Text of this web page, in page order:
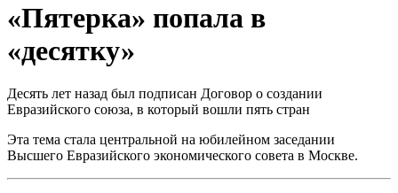
«Пятерка» попала в
«десятку»
Десять лет назад был подписан Договор о создании
Евразийского союза, в который вошли пять стран
Эта тема стала центральной на юбилейном заседании
Высшего Евразийского экономического совета в Москве.